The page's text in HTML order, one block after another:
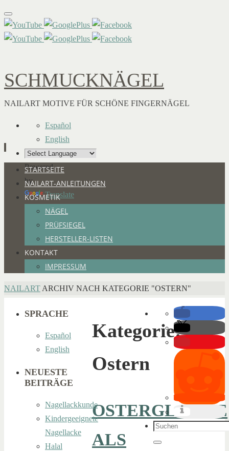
SCHMUCKNÄGEL
NAILART MOTIVE FÜR SCHÖNE FINGERNÄGEL
Español
English
Powered
by
Translate
Zum
Inhalt
springen
STARTSEITE
NAILART-ANLEITUNGEN
KOSMETIK
NÄGEL
PRÜFSIEGEL
HERSTELLER-LISTEN
KONTAKT
IMPRESSUM
HOME
NAILART ARCHIV NACH KATEGORIE "OSTERN"
Kategorie:
Ostern
OSTERGLOCKE
ALS
SPRACHE
Español
English
NEUESTE
BEITRÄGE
Nagellackkunde
Kindergeeignete
Nagellacke
Halal
Suchen
nach:
Suchen